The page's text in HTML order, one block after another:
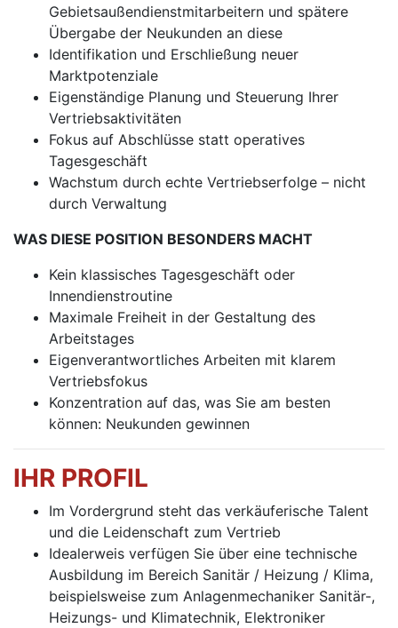
Gebietsaußendienstmitarbeitern und spätere
Übergabe der Neukunden an diese
Identifikation und Erschließung neuer
Marktpotenziale
Eigenständige Planung und Steuerung Ihrer
Vertriebsaktivitäten
Fokus auf Abschlüsse statt operatives
Tagesgeschäft
Wachstum durch echte Vertriebserfolge – nicht
durch Verwaltung
WAS DIESE POSITION BESONDERS MACHT
Kein klassisches Tagesgeschäft oder
Innendienstroutine
Maximale Freiheit in der Gestaltung des
Arbeitstages
Eigenverantwortliches Arbeiten mit klarem
Vertriebsfokus
Konzentration auf das, was Sie am besten
können: Neukunden gewinnen
IHR PROFIL
Im Vordergrund steht das verkäuferische Talent
und die Leidenschaft zum Vertrieb
Idealerweis verfügen Sie über eine technische
Ausbildung im Bereich Sanitär / Heizung / Klima,
beispielsweise zum Anlagenmechaniker Sanitär-,
Heizungs- und Klimatechnik, Elektroniker